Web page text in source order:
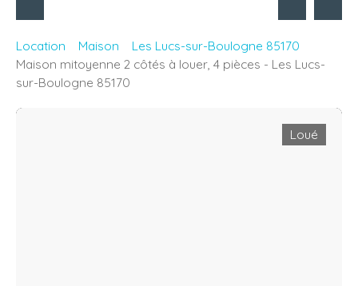
Location Maison
Les Lucs-sur-Boulogne 85170
Maison mitoyenne 2 côtés à louer, 4 pièces - Les Lucs-
sur-Boulogne 85170
Loué